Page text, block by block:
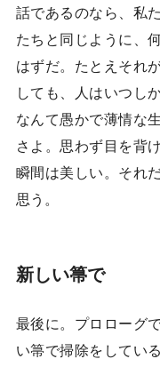
話であるのなら、私
たちと同じように、
はずだ。たとえそれ
しても、人はいつし
なんて愚かで薄情な
さよ。思わず目を背
瞬間は美しい。それ
思う。
新しい箒で
最後に。プロローグ
い箒で掃除をしてい